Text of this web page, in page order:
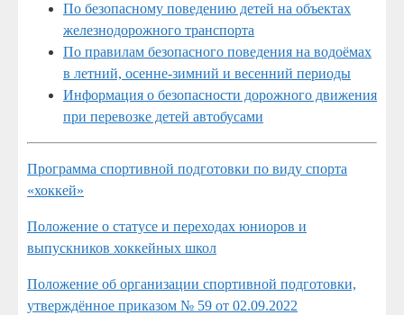
По безопасному поведению детей на объектах
железнодорожного транспорта
По правилам безопасного поведения на водоёмах
в летний, осенне-зимний и весенний периоды
Информация о безопасности дорожного движения
при перевозке детей автобусами
Программа спортивной подготовки по виду спорта
«хоккей»
Положение о статусе и переходах юниоров и
выпускников хоккейных школ
Положение об организации спортивной подготовки,
утверждённое приказом № 59 от 02.09.2022